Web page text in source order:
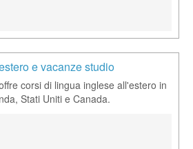
e vacanze studio
corsi di lingua inglese all'estero in
Stati Uniti e Canada.